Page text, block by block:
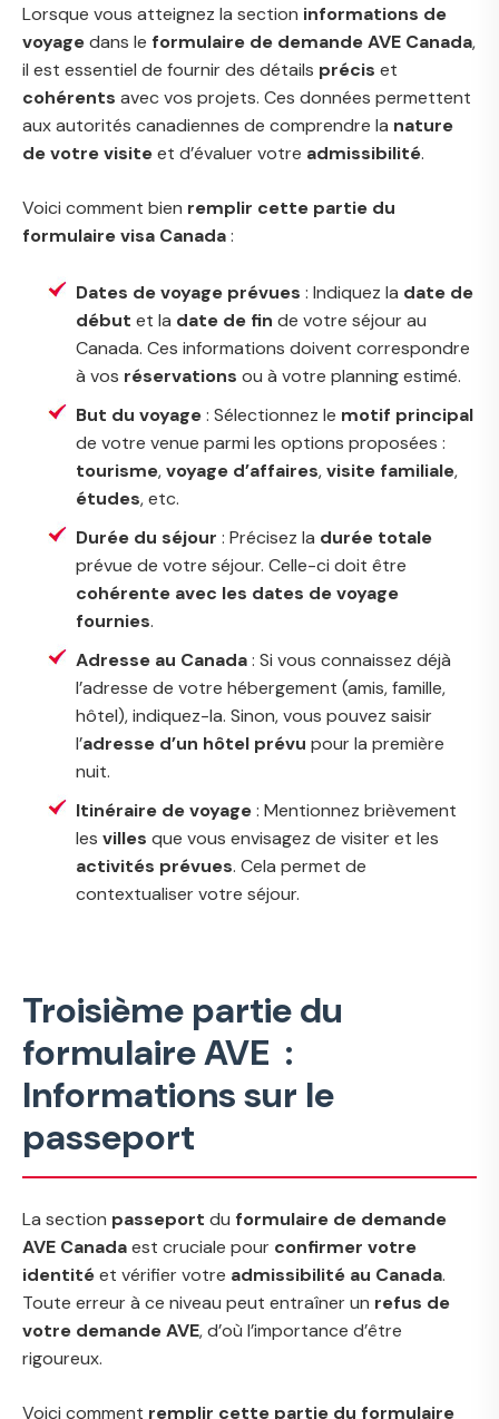
Lorsque vous atteignez la section informations de
voyagedans le formulaire de demande AVE Canada,
il est essentiel de fournir des détails précis et
cohérents avec vos projets. Ces données permettent
aux autorités canadiennes de comprendre la nature
de votre visiteet d’évaluer votre admissibilité.
Voici comment bien remplir cette partie du
formulaire visa Canada:
Dates de voyage prévues : Indiquez la date de
début et la date de fin de votre séjour au
Canada. Ces informations doivent correspondre
à vos réservations ou à votre planning estimé.
But du voyage: Sélectionnez le motif principal
de votre venue parmi les options proposées :
tourisme,voyage d’affaires,visite familiale,
études, etc.
Durée du séjour : Précisez la durée totale
prévue de votre séjour. Celle-ci doit être
cohérente avec les dates de voyage
fournies.
Adresse au Canada: Si vous connaissez déjà
l’adresse de votre hébergement (amis, famille,
hôtel), indiquez-la. Sinon, vous pouvez saisir
l’adresse d’un hôtel prévu pour la première
nuit.
Itinéraire de voyage: Mentionnez brièvement
les villes que vous envisagez de visiter et les
activités prévues. Cela permet de
contextualiser votre séjour.
Troisième partie du
formulaire AVE :
Informations sur le
passeport
La section passeport du formulaire de demande
AVE Canadaest cruciale pour confirmer votre
identitéet vérifier votre admissibilité au Canada.
Toute erreur à ce niveau peut entraîner un refus de
votre demande AVE, d’où l’importance d’être
rigoureux.
Voici comment remplir cette partie du formulaire